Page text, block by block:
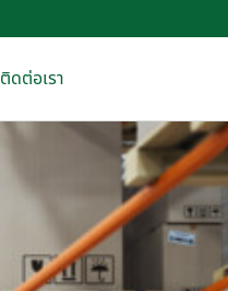
ติดต่อเรา